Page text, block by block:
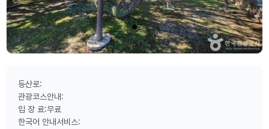
등산로:
관광코스안내:
입 장 료:무료
한국어 안내서비스: